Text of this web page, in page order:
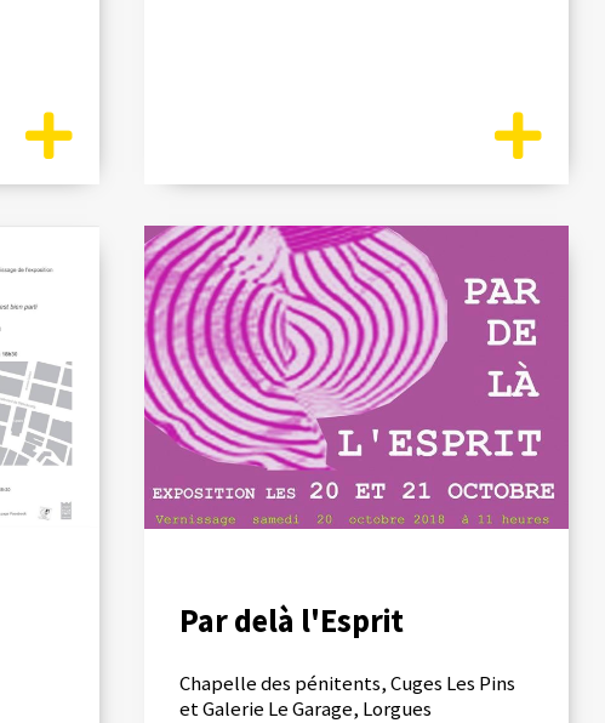
Par delà l'Esprit
Chapelle des pénitents, Cuges Les Pins
et Galerie Le Garage, Lorgues